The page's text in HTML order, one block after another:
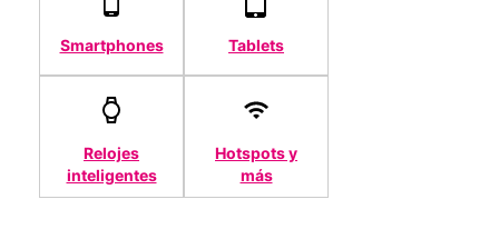
Smartphones Tablets
Relojes
inteligentes
Hotspots y
más